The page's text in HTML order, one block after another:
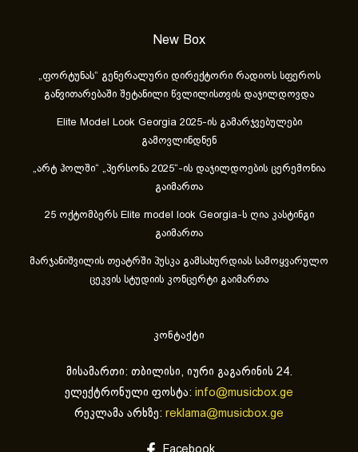
New Box
„ფორტუნას“ გენერალური დირექტორი რადიოს სფეროს
განვითარებაში შეტანილი წვლილისთვის დაჯილდოვდა
Elite Model Look Georgia 2025-ის გამარჯვებულები
გამოვლინდნენ
„არტ ჰოლში“ „პერსონა 2025“-ის დაჯილდოების ცერემონია
გაიმართა
25 ოქტომბერს Elite model look Georgia-ს ღია კასტინგი
გაიმართა
მარჯანიშვილის თეატრში პუსკა გამსახურდიას სამოყვარულო
ცეკვის სტუდიის კონცერტი გაიმართა
კონტაქტი
მისამართი: თბილისი, იური გაგარინის 24.
ელექტრონული ფოსტა: info@musicbox.ge
რეკლამა არხზე: reklama@musicbox.ge
Facebook